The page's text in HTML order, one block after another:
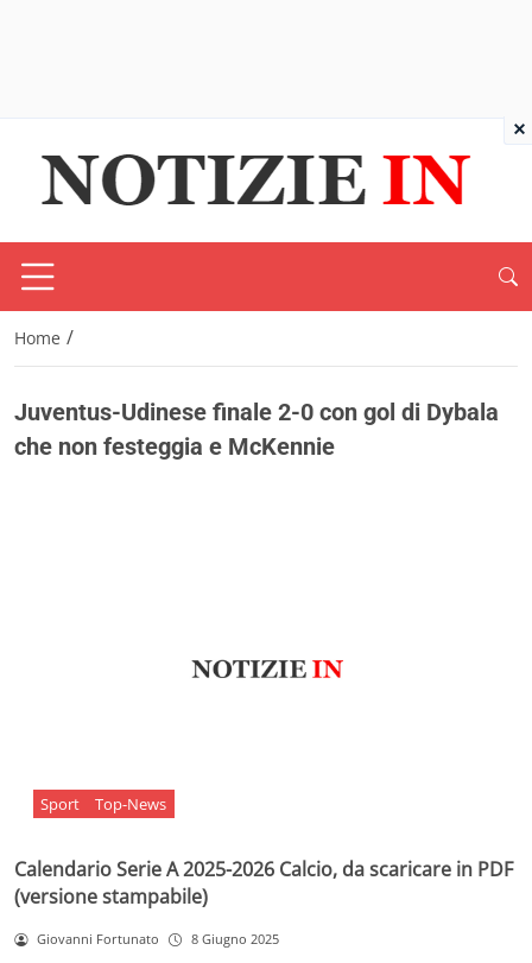
Home /
Juventus-Udinese finale 2-0 con gol di Dybala
che non festeggia e McKennie
Sport Top-News
Calendario Serie A 2025-2026 Calcio, da scaricare in PDF
(versione stampabile)
Giovanni Fortunato 8 Giugno 2025
×